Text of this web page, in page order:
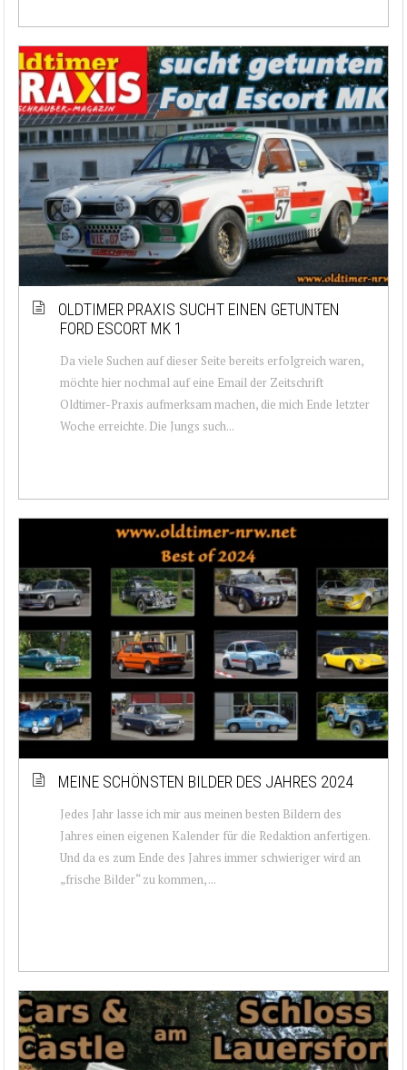
OLDTIMER PRAXIS SUCHT EINEN GETUNTEN
FORD ESCORT MK 1
Da viele Suchen auf dieser Seite bereits erfolgreich waren,
möchte hier nochmal auf eine Email der Zeitschrift
Oldtimer-Praxis aufmerksam machen, die mich Ende letzter
Woche erreichte. Die Jungs such...
MEINE SCHÖNSTEN BILDER DES JAHRES 2024
Jedes Jahr lasse ich mir aus meinen besten Bildern des
Jahres einen eigenen Kalender für die Redaktion anfertigen.
Und da es zum Ende des Jahres immer schwieriger wird an
„frische Bilder“ zu kommen, ...